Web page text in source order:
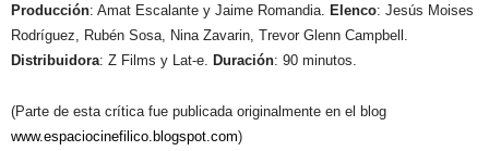
Producción: Amat Escalante y Jaime Romandia. Elenco: Jesús Moises
Rodríguez, Rubén Sosa, Nina Zavarin, Trevor Glenn Campbell.
Distribuidora: Z Films y Lat-e. Duración: 90 minutos.
(Parte de esta crítica fue publicada originalmente en el blog
www.espaciocinefilico.blogspot.com)